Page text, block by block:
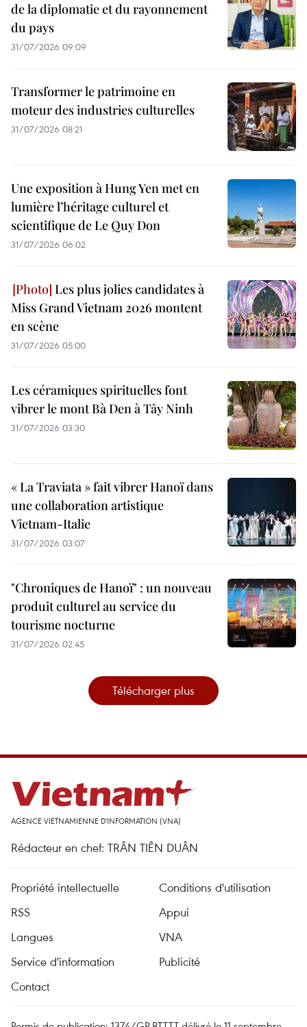
de la diplomatie et du rayonnement
du pays
31/07/2026 09:09
Transformer le patrimoine en
moteur des industries culturelles
31/07/2026 08:21
Une exposition à Hung Yen met en
lumière l’héritage culturel et
scientifique de Le Quy Don
31/07/2026 06:02
Les plus jolies candidates à
Miss Grand Vietnam 2026 montent
en scène
31/07/2026 05:00
Les céramiques spirituelles font
vibrer le mont Bà Den à Tây Ninh
31/07/2026 03:30
« La Traviata » fait vibrer Hanoï dans
une collaboration artistique
Vietnam-Italie
31/07/2026 03:07
"Chroniques de Hanoï" : un nouveau
produit culturel au service du
tourisme nocturne
31/07/2026 02:45
Télécharger plus
AGENCE VIETNAMIENNE D'INFORMATION (VNA)
Rédacteur en chef: TRÂN TIÊN DUÂN
Propriété intellectuelle
Conditions d'utilisation
RSS
Appui
Langues
VNA
Service d'information
Publicité
Contact